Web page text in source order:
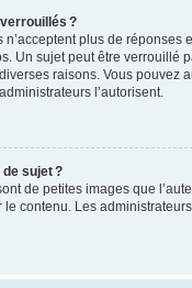
?
n’acceptent plus de réponses
Un sujet peut être verrouillé
raisons. Vous pouvez
l’autorisent.
sujet ?
de petites images que
contenu. Les